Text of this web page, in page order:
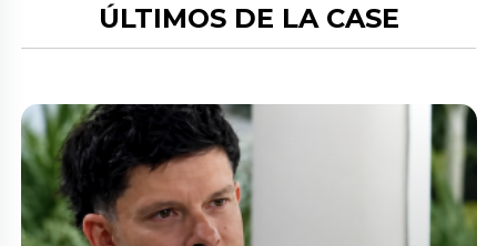
ÚLTIMOS DE LA CASE